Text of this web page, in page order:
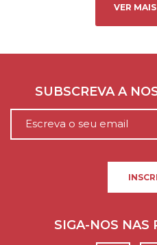
VER
SUBSCREVA A
SIGA-NOS NAS